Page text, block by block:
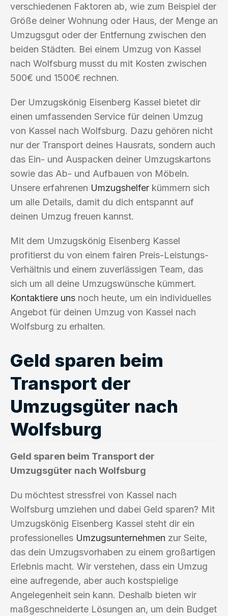
verschiedenen Faktoren ab, wie zum Beispiel der
Größe deiner Wohnung oder Haus, der Menge an
Umzugsgut oder der Entfernung zwischen den
beiden Städten. Bei einem Umzug von Kassel
nach Wolfsburg musst du mit Kosten zwischen
500€ und 1500€ rechnen.
Der Umzugskönig Eisenberg Kassel bietet dir
einen umfassenden Service für deinen Umzug
von Kassel nach Wolfsburg. Dazu gehören nicht
nur der Transport deines Hausrats, sondern auch
das Ein- und Auspacken deiner Umzugskartons
sowie das Ab- und Aufbauen von Möbeln.
Unsere erfahrenen Umzugshelfer kümmern sich
um alle Details, damit du dich entspannt auf
deinen Umzug freuen kannst.
Mit dem Umzugskönig Eisenberg Kassel
profitierst du von einem fairen Preis-Leistungs-
Verhältnis und einem zuverlässigen Team, das
sich um all deine Umzugswünsche kümmert.
Kontaktiere uns noch heute, um ein individuelles
Angebot für deinen Umzug von Kassel nach
Wolfsburg zu erhalten.
Geld sparen beim
Transport der
Umzugsgüter nach
Wolfsburg
Geld sparen beim Transport der
Umzugsgüter nach Wolfsburg
Du möchtest stressfrei von Kassel nach
Wolfsburg umziehen und dabei Geld sparen? Mit
Umzugskönig Eisenberg Kassel steht dir ein
professionelles Umzugsunternehmen zur Seite,
das dein Umzugsvorhaben zu einem großartigen
Erlebnis macht. Wir verstehen, dass ein Umzug
eine aufregende, aber auch kostspielige
Angelegenheit sein kann. Deshalb bieten wir
maßgeschneiderte Lösungen an, um dein Budget